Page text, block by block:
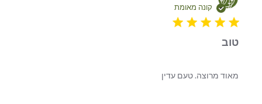
קונה מאומת
5 star rating
טוב
מאוד מרוצה. טעם עדין